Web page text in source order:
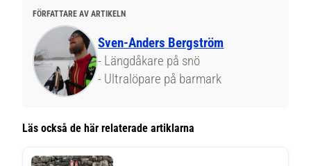
FÖRFATTARE AV ARTIKELN
Sven-Anders Bergström
- Längdåkare på snö
- Ultralöpare på barmark
Läs också de här relaterade artiklarna